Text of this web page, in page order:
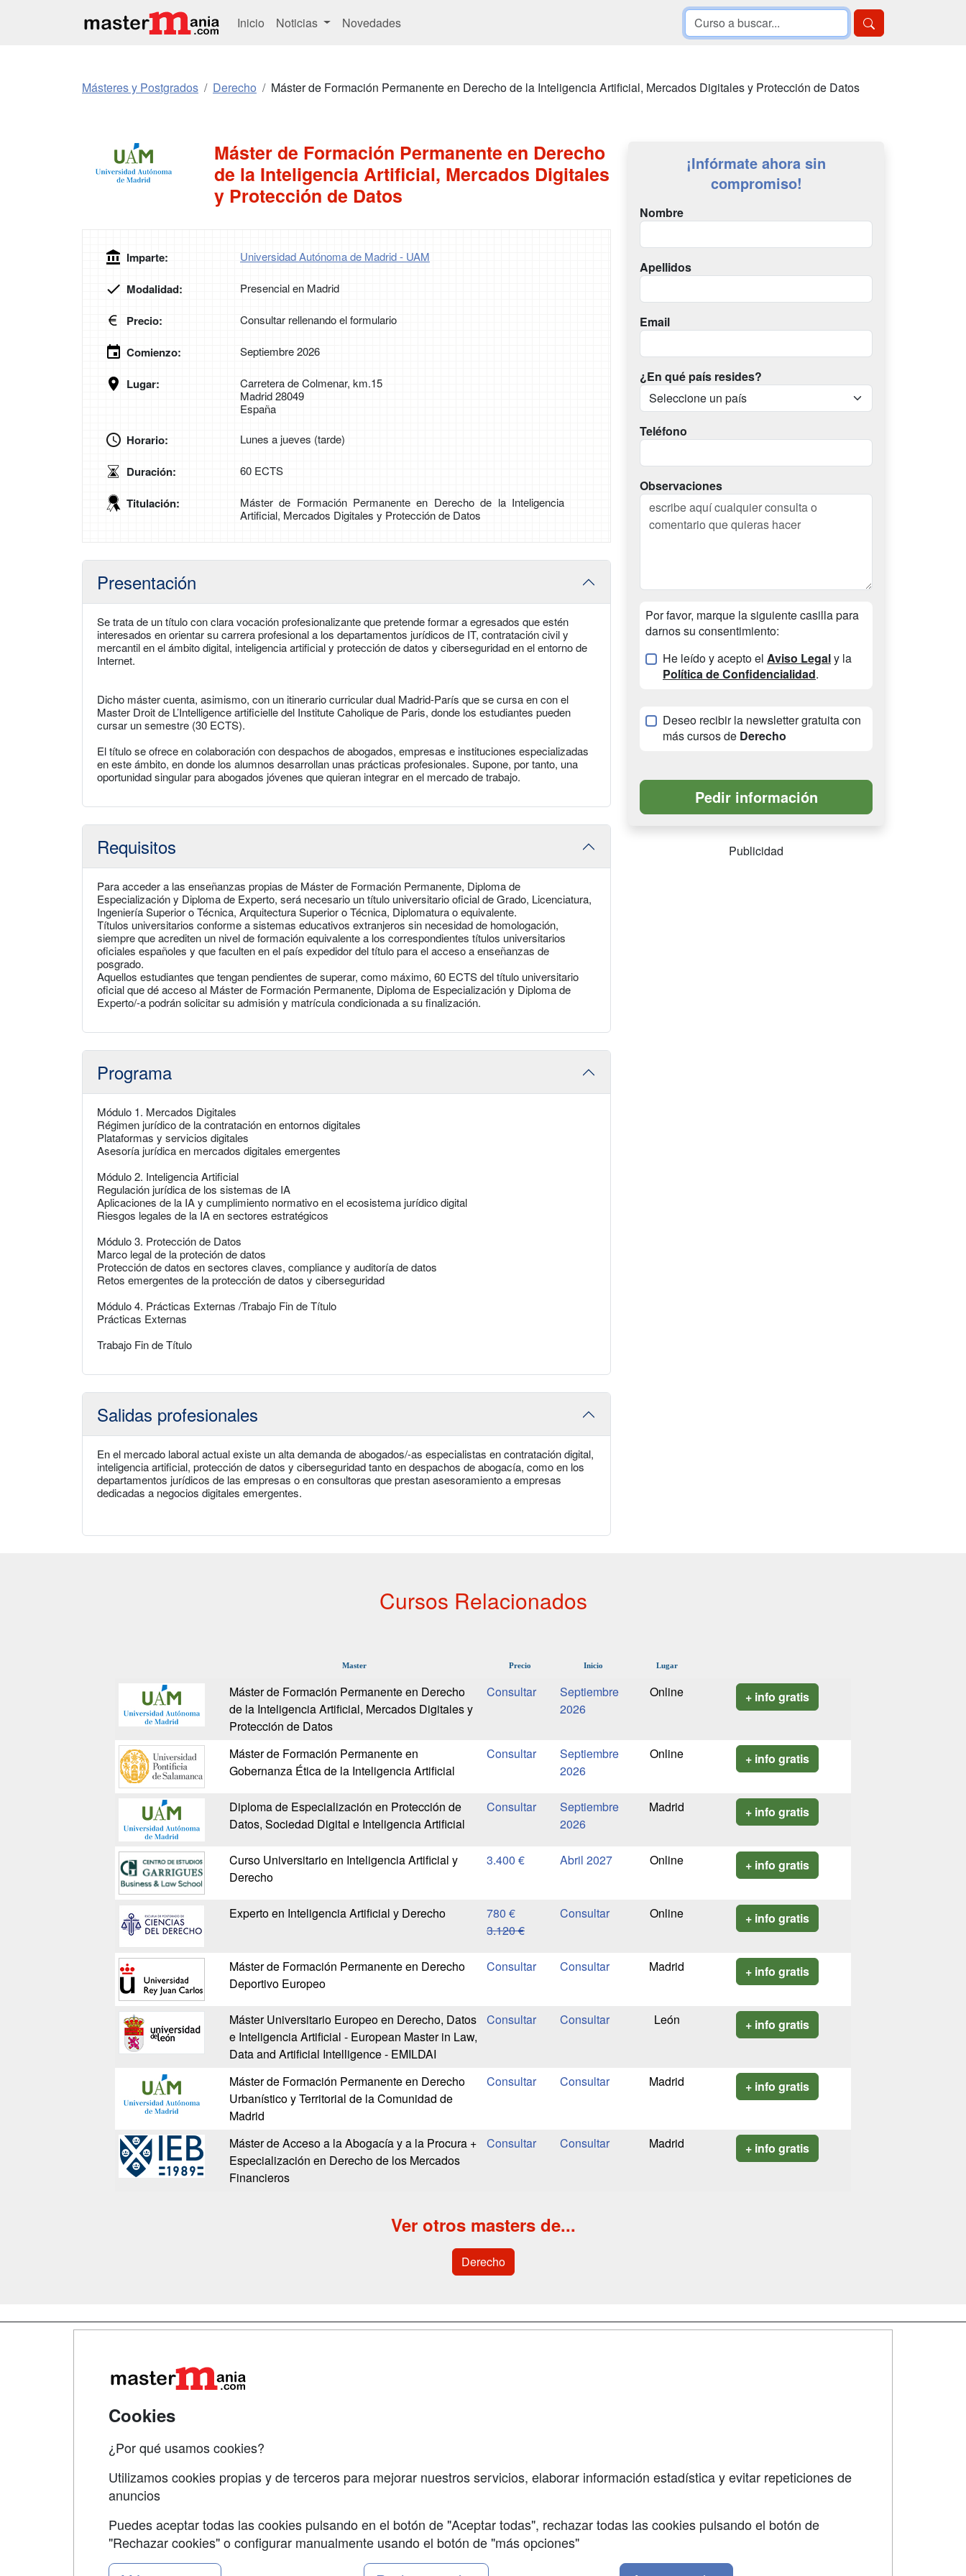
Inicio Noticias Novedades
Másteres y Postgrados Derecho Máster de Formación Permanente en Derecho de la Inteligencia Artificial, Mercados Digitales y Protección de Datos
Máster de Formación Permanente en Derecho
de la Inteligencia Artificial, Mercados Digitales
y Protección de Datos
Imparte: Universidad Autónoma de Madrid - UAM
Modalidad: Presencial en Madrid
Precio: Consultar rellenando el formulario
Comienzo: Septiembre 2026
Lugar:
Carretera de Colmenar, km.15
Madrid 28049
España
Horario: Lunes a jueves (tarde)
Duración: 60 ECTS
Titulación:
Máster de Formación Permanente en Derecho de la Inteligencia
Artificial, Mercados Digitales y Protección de Datos
Presentación
Se trata de un título con clara vocación profesionalizante que pretende formar a egresados que estén
interesados en orientar su carrera profesional a los departamentos jurídicos de IT, contratación civil y
mercantil en el ámbito digital, inteligencia artificial y protección de datos y ciberseguridad en el entorno de
Internet.
Dicho máster cuenta, asimismo, con un itinerario curricular dual Madrid-París que se cursa en con el
Master Droit de L’Intelligence artificielle del Institute Caholique de Paris, donde los estudiantes pueden
cursar un semestre (30 ECTS).
El título se ofrece en colaboración con despachos de abogados, empresas e instituciones especializadas
en este ámbito, en donde los alumnos desarrollan unas prácticas profesionales. Supone, por tanto, una
oportunidad singular para abogados jóvenes que quieran integrar en el mercado de trabajo.
Requisitos
Para acceder a las enseñanzas propias de Máster de Formación Permanente, Diploma de
Especialización y Diploma de Experto, será necesario un título universitario oficial de Grado, Licenciatura,
Ingeniería Superior o Técnica, Arquitectura Superior o Técnica, Diplomatura o equivalente.
Títulos universitarios conforme a sistemas educativos extranjeros sin necesidad de homologación,
siempre que acrediten un nivel de formación equivalente a los correspondientes títulos universitarios
oficiales españoles y que faculten en el país expedidor del título para el acceso a enseñanzas de
posgrado.
Aquellos estudiantes que tengan pendientes de superar, como máximo, 60 ECTS del título universitario
oficial que dé acceso al Máster de Formación Permanente, Diploma de Especialización y Diploma de
Experto/-a podrán solicitar su admisión y matrícula condicionada a su finalización.
Programa
Módulo 1. Mercados Digitales
Régimen jurídico de la contratación en entornos digitales
Plataformas y servicios digitales
Asesoría jurídica en mercados digitales emergentes
Módulo 2. Inteligencia Artificial
Regulación jurídica de los sistemas de IA
Aplicaciones de la IA y cumplimiento normativo en el ecosistema jurídico digital
Riesgos legales de la IA en sectores estratégicos
Módulo 3. Protección de Datos
Marco legal de la proteción de datos
Protección de datos en sectores claves, compliance y auditoría de datos
Retos emergentes de la protección de datos y ciberseguridad
Módulo 4. Prácticas Externas /Trabajo Fin de Título
Prácticas Externas
Trabajo Fin de Título
Salidas profesionales
En el mercado laboral actual existe un alta demanda de abogados/-as especialistas en contratación digital,
inteligencia artificial, protección de datos y ciberseguridad tanto en despachos de abogacía, como en los
departamentos jurídicos de las empresas o en consultoras que prestan asesoramiento a empresas
dedicadas a negocios digitales emergentes.
¡Infórmate ahora sin
compromiso!
Nombre
Apellidos
Email
¿En qué país resides?
Teléfono
Observaciones
Por favor, marque la siguiente casilla para
darnos su consentimiento:
He leído y acepto el Aviso Legaly la
Política de Confidencialidad.
Deseo recibir la newsletter gratuita con
más cursos de Derecho
Publicidad
Cursos Relacionados
Master Precio Inicio Lugar
Máster de Formación Permanente en Derecho
de la Inteligencia Artificial, Mercados Digitales y
Protección de Datos
Septiembre
2026
Online + info gratis
Máster de Formación Permanente en
Gobernanza Ética de la Inteligencia Artificial
Septiembre
2026
Online + info gratis
Diploma de Especialización en Protección de
Datos, Sociedad Digital e Inteligencia Artificial
Septiembre
2026
Madrid + info gratis
Curso Universitario en Inteligencia Artificial y
Derecho
3.400 € Abril 2027 Online + info gratis
Experto en Inteligencia Artificial y Derecho
780 €
3.120 €
Online + info gratis
Máster de Formación Permanente en Derecho
Deportivo Europeo
Madrid + info gratis
Máster Universitario Europeo en Derecho, Datos
e Inteligencia Artificial - European Master in Law,
Data and Artificial Intelligence - EMILDAI
León + info gratis
Máster de Formación Permanente en Derecho
Urbanístico y Territorial de la Comunidad de
Madrid
Madrid + info gratis
Máster de Acceso a la Abogacía y a la Procura +
Especialización en Derecho de los Mercados
Financieros
Madrid + info gratis
Ver otros masters de...
Derecho
Grupo formazion:
Cookies
¿Por qué usamos cookies?
Utilizamos cookies propias y de terceros para mejorar nuestros servicios, elaborar información estadística y evitar repeticiones de
anuncios
Puedes aceptar todas las cookies pulsando en el botón de "Aceptar todas", rechazar todas las cookies pulsando el botón de
"Rechazar cookies" o configurar manualmente usando el botón de "más opciones"